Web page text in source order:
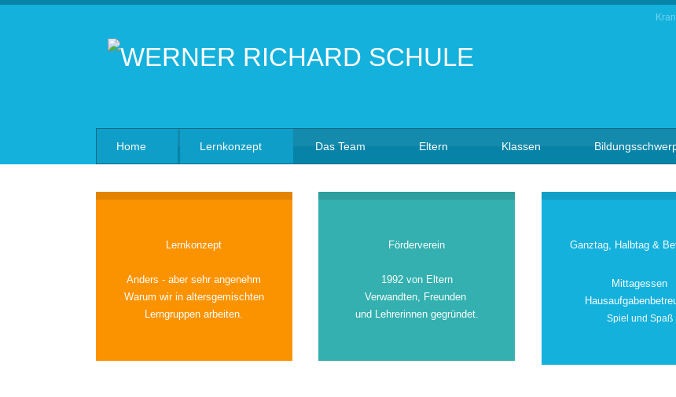
Home Lernkonzept Das Team Eltern Klassen
Lernkonzept
Anders - aber sehr angenehm
Warum wir in altersgemischten
Lerngruppen arbeiten.
Förderverein
1992 von Eltern
Verwandten, Freunden
und Lehrerinnen gegründet.
Ganztag, Halbtag &
Mittagessen
Spiel und Spaß